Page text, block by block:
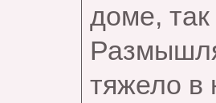
доме,
тяжело в